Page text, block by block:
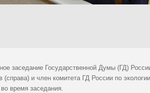
заседание Государственной Думы (ГД)
(справа) и член комитета ГД России по
время заседания.